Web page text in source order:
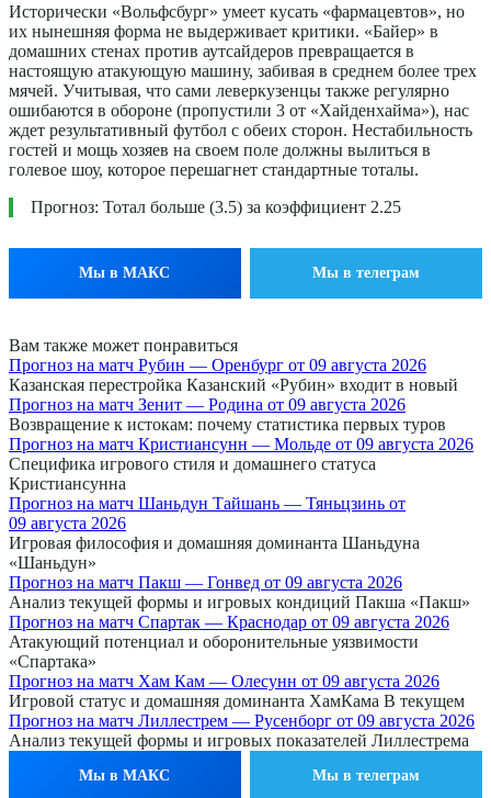
Исторически «Вольфсбург» умеет кусать «фармацевтов», но
их нынешняя форма не выдерживает критики. «Байер» в
домашних стенах против аутсайдеров превращается в
настоящую атакующую машину, забивая в среднем более трех
мячей. Учитывая, что сами леверкузенцы также регулярно
ошибаются в обороне (пропустили 3 от «Хайденхайма»), нас
ждет результативный футбол с обеих сторон. Нестабильность
гостей и мощь хозяев на своем поле должны вылиться в
голевое шоу, которое перешагнет стандартные тоталы.
Прогноз: Тотал больше (3.5) за коэффициент 2.25
Мы в МАКС Мы в телеграм
Вам также может понравиться
Прогноз на матч Рубин — Оренбург от 09 августа 2026
Казанская перестройка Казанский «Рубин» входит в новый
Прогноз на матч Зенит — Родина от 09 августа 2026
Возвращение к истокам: почему статистика первых туров
Прогноз на матч Кристиансунн — Мольде от 09 августа 2026
Специфика игрового стиля и домашнего статуса
Кристиансунна
Прогноз на матч Шаньдун Тайшань — Тяньцзинь от
09 августа 2026
Игровая философия и домашняя доминанта Шаньдуна
«Шаньдун»
Прогноз на матч Пакш — Гонвед от 09 августа 2026
Анализ текущей формы и игровых кондиций Пакша «Пакш»
Прогноз на матч Спартак — Краснодар от 09 августа 2026
Атакующий потенциал и оборонительные уязвимости
«Спартака»
Прогноз на матч Хам Кам — Олесунн от 09 августа 2026
Игровой статус и домашняя доминанта ХамКама В текущем
Прогноз на матч Лиллестрем — Русенборг от 09 августа 2026
Анализ текущей формы и игровых показателей Лиллестрема
Мы в МАКС Мы в телеграм